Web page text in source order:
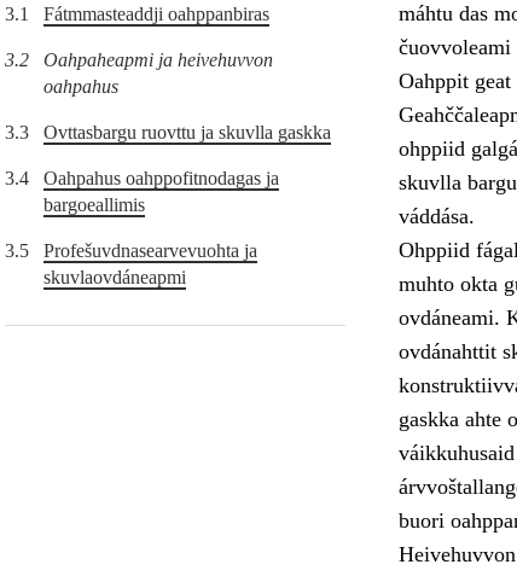
3.1 Fátmmasteaddji oahppanbiras
3.2
Oahpaheapmi ja heivehuvvon
oahpahus
3.3 Ovttasbargu ruovttu ja skuvlla gaskka
3.4
Oahpahus oahppofitnodagas ja
bargoeallimis
3.5
Profešuvdnasearvevuohta ja
skuvlaovdáneapmi
máhtu das
čuovvoleami
Oahppit
ohppiid
skuvlla
váddása.
Ohppiid
muhto okta
ovdáneami.
ovdánahttit
gaskka ahte
buori